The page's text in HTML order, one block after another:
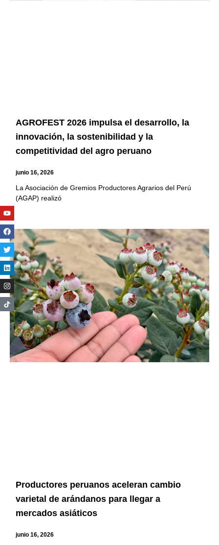
AGROFEST 2026 impulsa el desarrollo, la
innovación, la sostenibilidad y la
competitividad del agro peruano
junio 16, 2026
La Asociación de Gremios Productores Agrarios del Perú
(AGAP) realizó
Productores peruanos aceleran cambio
varietal de arándanos para llegar a
mercados asiáticos
junio 16, 2026
Youtube
Facebook
Twitter
Linkedin
Instagram